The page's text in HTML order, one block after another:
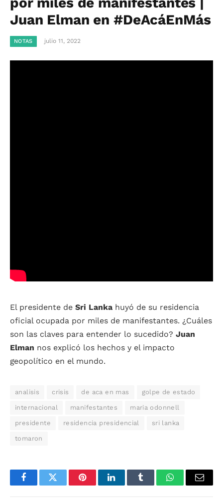
Juan Elman en #DeAcáEnMás
NOTAS julio 11, 2022
El presidente de Sri Lanka huyó de su residencia
oficial ocupada por miles de manifestantes. ¿Cuáles
son las claves para entender lo sucedido? Juan
Elman nos explicó los hechos y el impacto
geopolítico en el mundo.
analisis crisis de aca en mas golpe de estado
internacional manifestantes maria odonnell
presidente residencia presidencial sri lanka
tomaron
FacebookTwitter PinterestLinkedInTumblr WhatsAppEmail